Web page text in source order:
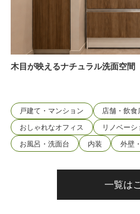
木目が映えるナチュラル洗面空間
戸建て・マンション
店舗・飲
おしゃれなオフィス
リノベーシ
お風呂・洗面台
内装 外壁
一覧は